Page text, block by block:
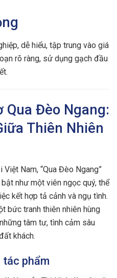
dễ hiểu, tập trung vào giá
rõ ràng, sử dụng gạch đầu
Qua Đèo Ngang:
Thiên Nhiên
Nam, “Qua Đèo Ngang”
như một viên ngọc quý, thể
kết hợp tả cảnh và ngụ tình.
bức tranh thiên nhiên hùng
tâm tư, tình cảm sâu
khách.
tác phẩm